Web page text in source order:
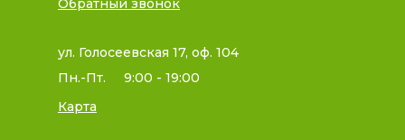
Обратный звонок
ул. Голосеевская 17, оф. 104
Пн.-Пт.
9:00 - 19:00
Карта